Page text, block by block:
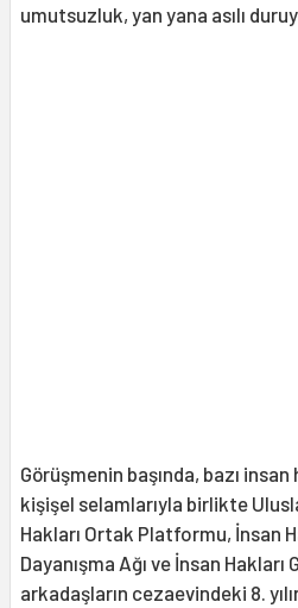
umutsuzluk, yan yana asılı
Görüşmenin başında, bazı insan
kişişel selamlarıyla birlikte
Hakları Ortak Platformu, İnsan
Dayanışma Ağı ve İnsan Hakları
arkadaşların cezaevindeki 8.